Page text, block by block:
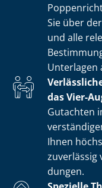
Sie über
und alle
Unterlagen
das Vier-
Gutachten
Ihnen
zuverlässig
dun­gen.